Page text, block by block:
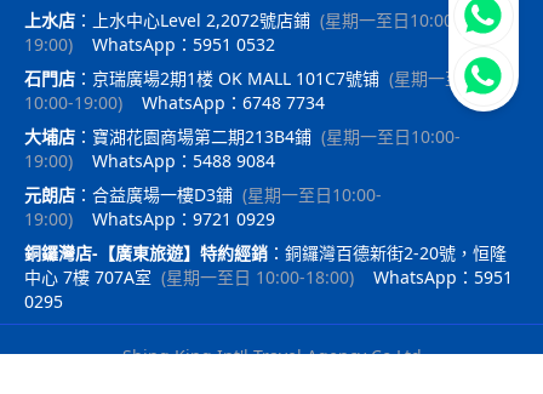
上水店 ： 上水中心Level 2,2072號店鋪 (星期一至日10:00-
19:00)
WhatsApp：5951 0532
石門店 ： 京瑞廣場2期1楼 OK MALL 101C7號铺 (星期一至日
10:00-19:00)
WhatsApp：6748 7734
大埔店 ： 寶湖花園商場第二期213B4鋪 (星期一至日10:00-
19:00)
WhatsApp：5488 9084
元朗店 ： 合益廣場一樓D3鋪 (星期一至日10:00-
19:00)
WhatsApp：9721 0929
銅鑼灣店-【廣東旅遊】特約經銷 ： 銅鑼灣百德新街2-20號，恒隆
中心 7樓 707A室 (星期一至日 10:00-18:00)
WhatsApp：5951
0295
Shing King Int'l Travel Agency Co Ltd